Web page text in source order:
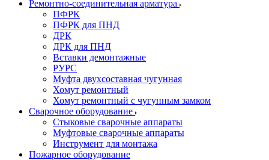
Ремонтно-соединительная арматура
ПФРК
ПФРК для ПНД
ДРК
ДРК для ПНД
Вставки демонтажные
РУРС
Муфта двухсоставная чугунная
Хомут ремонтный
Хомут ремонтный с чугунным замком
Сварочное оборудование
Стыковые сварочные аппараты
Муфтовые сварочные аппараты
Инструмент для монтажа
Пожарное оборудование